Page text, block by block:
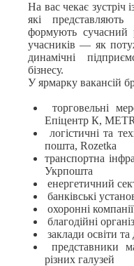
На вас чекає зустріч
які представляють
формують сучасний
учасників — як
динамічні
бізнесу.
У ярмарку вакансій
торговельні
Епіцентр К,
логістичні та
пошта, Rozetka
транспортна
Укрпошта
енергетичний
банківські
охоронні компанії
благодійні
заклади освіти
представники
різних галузей